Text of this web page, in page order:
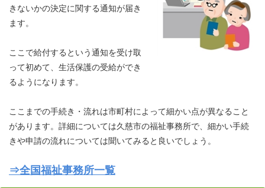
きないかの決定に関する通知が届き
ます。
ここで給付するという通知を受け取
って初めて、生活保護の受給ができ
るようになります。
ここまでの手続き・流れは市町村によって細かい点が異なること
があります。詳細については久慈市の福祉事務所で、細かい手続
きや申請の流れについては聞いてみると良いでしょう。
⇒全国福祉事務所一覧